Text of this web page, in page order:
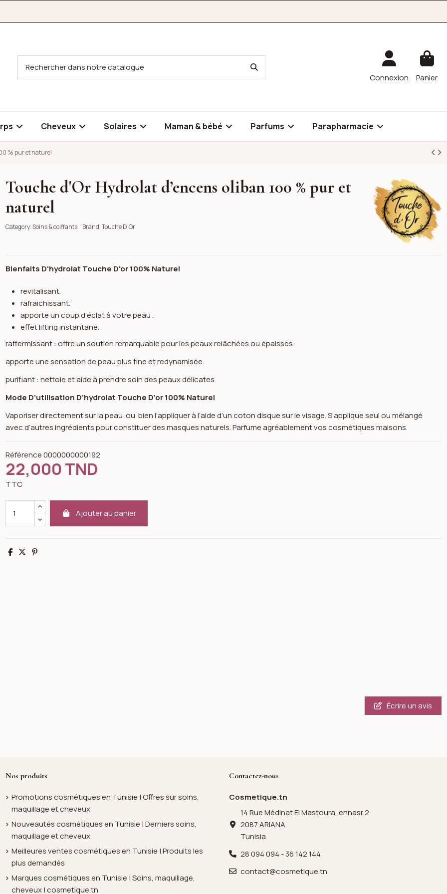
Connexion Panier
Cheveux Solaires Maman & bébé Parfums Parapharmacie
% pur et naturel
100 % pur et naturel
image gallery for Touche d'Or Hydrolat d’encens oliban 100 % pur et naturel
Touche D'Or
Touche d'Or Hydrolat d’encens oliban 100 % pur et
naturel
Category: Soins & coiffants Brand:Touche D'Or
Bienfaits D'hydrolat Touche D'or 100% Naturel
revitalisant.
rafraichissant.
apporte un coup d’éclat à votre peau .
effet lifting instantané.
raffermissant : offre un soutien remarquable pour les peaux relâchées ou épaisses .
apporte une sensation de peau plus fine et redynamisée.
purifiant : nettoie et aide à prendre soin des peaux délicates.
Mode D'utilisation D'hydrolat Touche D'or 100% Naturel
Vaporiser directement sur la peau ou bien l’appliquer à l’aide d’un coton disque sur le visage. S’applique seul ou mélangé
avec d’autres ingrédients pour constituer des masques naturels. Parfume agréablement vos cosmétiques maisons.
Référence 0000000000192
22,000 TND
TTC
Ajouter au panier
Partager
TweetPinterest
Écrire un avis
Nos produits
Promotions cosmétiques en Tunisie | Offres sur soins,
maquillage et cheveux
Nouveautés cosmétiques en Tunisie | Derniers soins,
maquillage et cheveux
Meilleures ventes cosmétiques en Tunisie | Produits les
plus demandés
Marques cosmétiques en Tunisie | Soins, maquillage,
cheveux | cosmetique.tn
Contactez-nous
Cosmetique.tn
14 Rue Médinat El Mastoura, ennasr 2
2087 ARIANA
Tunisia
28 094 094 - 36 142 144
contact@cosmetique.tn